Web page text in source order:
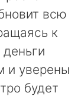
всю
к
и уверены
будет